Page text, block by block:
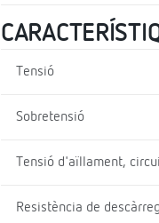
Tensió
Sobretensió
Tensió d'aïllament,
Resistència de